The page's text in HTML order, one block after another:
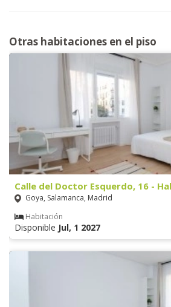
Otras habitaciones en el piso
Calle del Doctor Esquerdo, 16 -
Goya, Salamanca, Madrid
Habitación
Disponible Jul, 1 2027